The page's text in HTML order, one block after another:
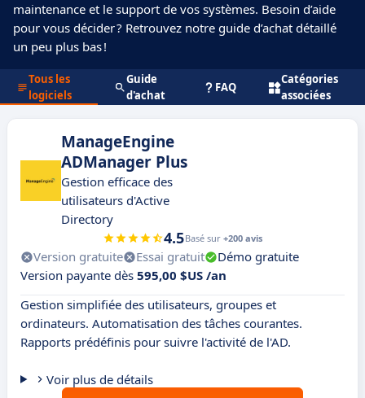
maintenance et le support de vos systèmes. Besoin d’aide
pour vous décider ? Retrouvez notre guide d’achat détaillé
un peu plus bas !
Tous les
logiciels
Guide
d'achat
FAQ
Catégories
associées
ManageEngine
ADManager Plus
Gestion efficace des
utilisateurs d'Active
Directory
4.5Basé sur +200 avis
Version gratuite Essai gratuit
Démo gratuite
Version payante dès 595,00 $US /an
Gestion simplifiée des utilisateurs, groupes et
ordinateurs. Automatisation des tâches courantes.
Rapports prédéfinis pour suivre l'activité de l'AD.
Voir plus de détails